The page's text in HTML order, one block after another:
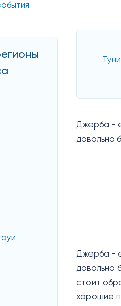
Джерба -
довольно
Джерба -
довольно
стоит
хорошие